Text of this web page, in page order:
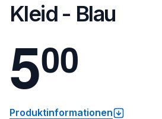
Kleid - Blau
500
Produktinformationen